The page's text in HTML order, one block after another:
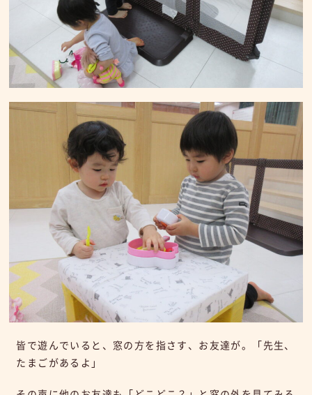
皆で遊んでいると、窓の方を指さす、お友達が。「先生、
たまごがあるよ」